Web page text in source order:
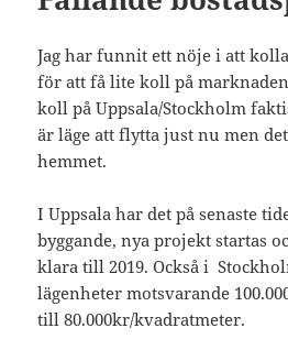
Jag har funnit ett nöje i att
för att få lite koll på
koll på Uppsala/Stockholm
är läge att flytta just nu men
hemmet.
I Uppsala har det på senaste
byggande, nya projekt startas
klara till 2019. Också i
lägenheter motsvarande
till 80.000kr/kvadratmeter.